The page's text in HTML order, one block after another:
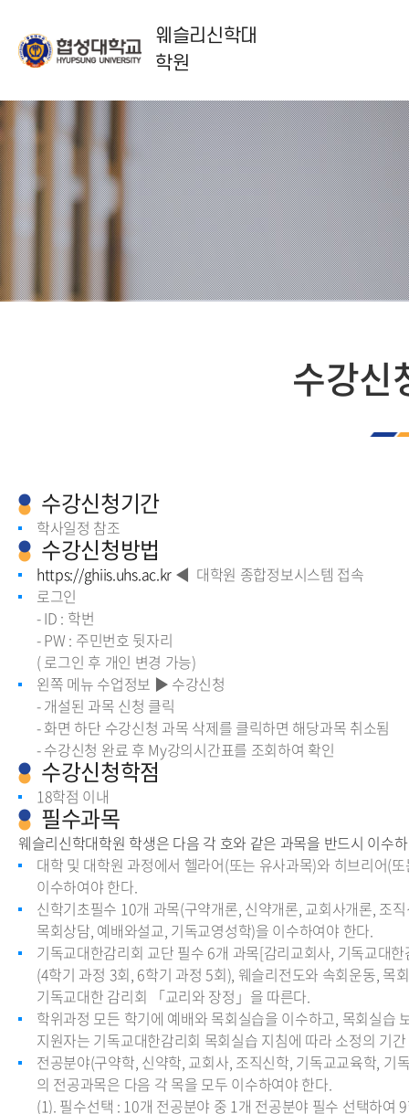
웨슬리신학대
학원
수강신
수강신청기간
학사일정 참조
수강신청방법
https://ghiis.uhs.ac.kr ◀ 대학원 종합정보시스템 접속
로그인
- ID : 학번
- PW : 주민번호 뒷자리
( 로그인 후 개인 변경 가능)
왼쪽 메뉴 수업정보 ▶ 수강신청
- 개설된 과목 신청 클릭
- 화면 하단 수강신청 과목 삭제를 클릭하면 해당과목 취소됨
- 수강신청 완료 후 My강의시간표를 조회하여 확인
수강신청학점
18학점 이내
필수과목
웨슬리신학대학원 학생은 다음 각 호와 같은 과목을 반드시 이수
대학 및 대학원 과정에서 헬라어(또는 유사과목)와 히브리어(
이수하여야 한다.
신학기초필수 10개 과목(구약개론, 신약개론, 교회사개론, 조
목회상담, 예배와설교, 기독교영성학)을 이수하여야 한다.
기독교대한감리회 교단 필수 6개 과목[감리교회사, 기독교대
(4학기 과정 3회, 6학기 과정 5회), 웨슬리전도와 속회운동, 목
기독교대한 감리회 「교리와 장정」을 따른다.
학위과정 모든 학기에 예배와 목회실습을 이수하고, 목회실습
지원자는 기독교대한감리회 목회실습 지침에 따라 소정의 기
전공분야(구약학, 신약학, 교회사, 조직신학, 기독교교육학,
의 전공과목은 다음 각 목을 모두 이수하여야 한다.
(1). 필수선택 : 10개 전공분야 중 1개 전공분야 필수 선택하여